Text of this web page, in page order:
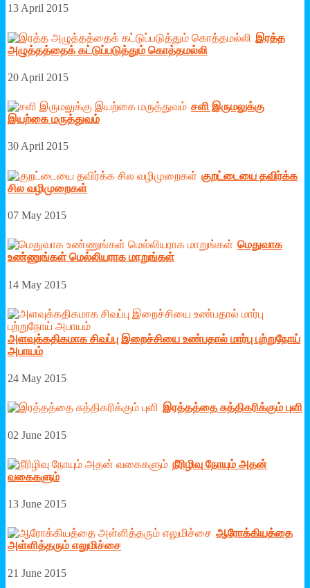
13 April 2015
இரத்த
அழுத்தத்தைக் கட்டுப்படுத்தும் கொத்தமல்லி
20 April 2015
சளி இருமலுக்கு
இயற்கை மருத்துவம்
30 April 2015
குறட்டையை தவிர்க்க
சில வழிமுறைகள்
07 May 2015
மெதுவாக
உண்ணுங்கள் மெல்லியராக மாறுங்கள்
14 May 2015
அளவுக்கதிகமாக சிவப்பு இறைச்சியை உண்பதால் மார்பு புற்றுநோய்
அபாயம்
24 May 2015
இரத்­தத்தை சுத்­தி­க­ரிக்கும் புளி
02 June 2015
நீரிழிவு நோயும் அதன்
வகைகளும்
13 June 2015
ஆரோக்கியத்தை
அள்ளித்தரும் எலுமிச்சை
21 June 2015